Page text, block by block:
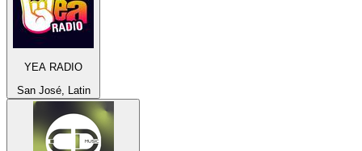
YEA RADIO
San José, Latin